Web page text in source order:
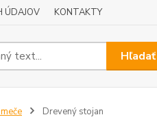
ÚDAJOV KONTAKTY
Hľadať
Drevený stojan